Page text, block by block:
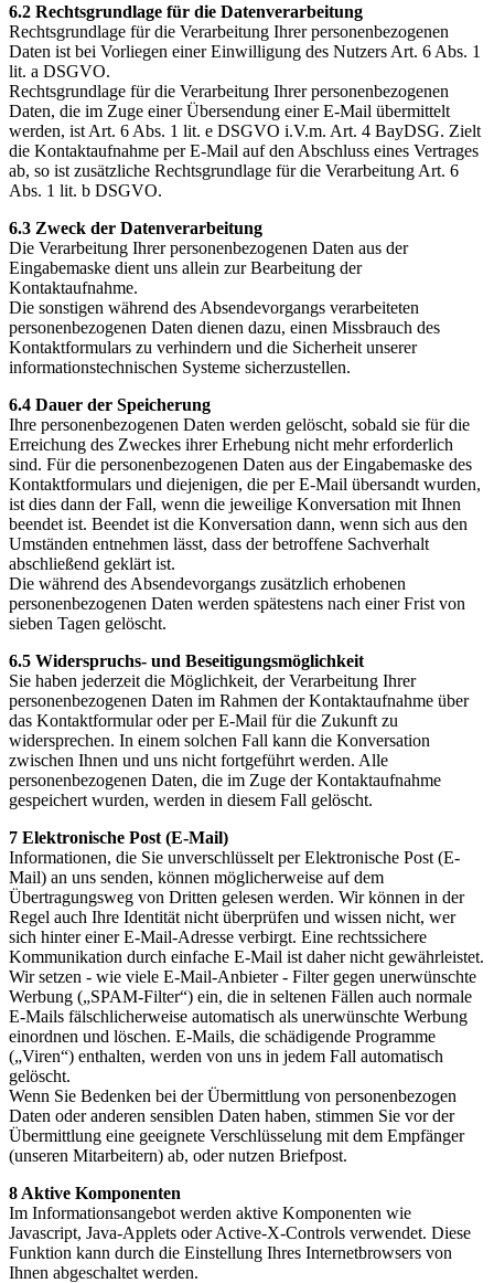
6.2 Rechtsgrundlage für die Datenverarbeitung
Rechtsgrundlage für die Verarbeitung Ihrer personenbezogenen
Daten ist bei Vorliegen einer Einwilligung des Nutzers Art. 6 Abs. 1
lit. a DSGVO.
Rechtsgrundlage für die Verarbeitung Ihrer personenbezogenen
Daten, die im Zuge einer Übersendung einer E-Mail übermittelt
werden, ist Art. 6 Abs. 1 lit. e DSGVO i.V.m. Art. 4 BayDSG. Zielt
die Kontaktaufnahme per E-Mail auf den Abschluss eines Vertrages
ab, so ist zusätzliche Rechtsgrundlage für die Verarbeitung Art. 6
Abs. 1 lit. b DSGVO.
6.3 Zweck der Datenverarbeitung
Die Verarbeitung Ihrer personenbezogenen Daten aus der
Eingabemaske dient uns allein zur Bearbeitung der
Kontaktaufnahme.
Die sonstigen während des Absendevorgangs verarbeiteten
personenbezogenen Daten dienen dazu, einen Missbrauch des
Kontaktformulars zu verhindern und die Sicherheit unserer
informationstechnischen Systeme sicherzustellen.
6.4 Dauer der Speicherung
Ihre personenbezogenen Daten werden gelöscht, sobald sie für die
Erreichung des Zweckes ihrer Erhebung nicht mehr erforderlich
sind. Für die personenbezogenen Daten aus der Eingabemaske des
Kontaktformulars und diejenigen, die per E-Mail übersandt wurden,
ist dies dann der Fall, wenn die jeweilige Konversation mit Ihnen
beendet ist. Beendet ist die Konversation dann, wenn sich aus den
Umständen entnehmen lässt, dass der betroffene Sachverhalt
abschließend geklärt ist.
Die während des Absendevorgangs zusätzlich erhobenen
personenbezogenen Daten werden spätestens nach einer Frist von
sieben Tagen gelöscht.
6.5 Widerspruchs- und Beseitigungsmöglichkeit
Sie haben jederzeit die Möglichkeit, der Verarbeitung Ihrer
personenbezogenen Daten im Rahmen der Kontaktaufnahme über
das Kontaktformular oder per E-Mail für die Zukunft zu
widersprechen. In einem solchen Fall kann die Konversation
zwischen Ihnen und uns nicht fortgeführt werden. Alle
personenbezogenen Daten, die im Zuge der Kontaktaufnahme
gespeichert wurden, werden in diesem Fall gelöscht.
7 Elektronische Post (E-Mail)
Informationen, die Sie unverschlüsselt per Elektronische Post (E-
Mail) an uns senden, können möglicherweise auf dem
Übertragungsweg von Dritten gelesen werden. Wir können in der
Regel auch Ihre Identität nicht überprüfen und wissen nicht, wer
sich hinter einer E-Mail-Adresse verbirgt. Eine rechtssichere
Kommunikation durch einfache E-Mail ist daher nicht gewährleistet.
Wir setzen - wie viele E-Mail-Anbieter - Filter gegen unerwünschte
Werbung („SPAM-Filter“) ein, die in seltenen Fällen auch normale
E-Mails fälschlicherweise automatisch als unerwünschte Werbung
einordnen und löschen. E-Mails, die schädigende Programme
(„Viren“) enthalten, werden von uns in jedem Fall automatisch
gelöscht.
Wenn Sie Bedenken bei der Übermittlung von personenbezogen
Daten oder anderen sensiblen Daten haben, stimmen Sie vor der
Übermittlung eine geeignete Verschlüsselung mit dem Empfänger
(unseren Mitarbeitern) ab, oder nutzen Briefpost.
8 Aktive Komponenten
Im Informationsangebot werden aktive Komponenten wie
Javascript, Java-Applets oder Active-X-Controls verwendet. Diese
Funktion kann durch die Einstellung Ihres Internetbrowsers von
Ihnen abgeschaltet werden.